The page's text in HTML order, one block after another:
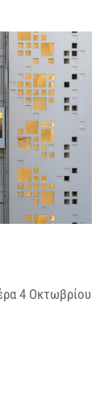
4 Οκτωβρίου